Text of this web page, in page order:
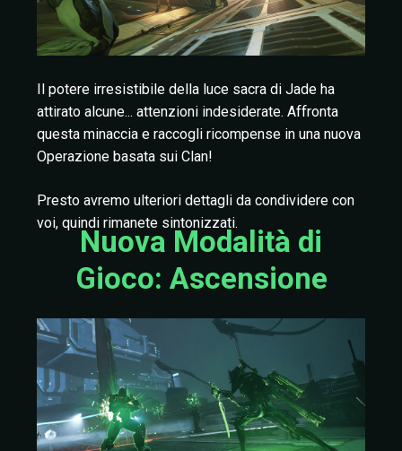
Il potere irresistibile della luce sacra di Jade ha
attirato alcune... attenzioni indesiderate. Affronta
questa minaccia e raccogli ricompense in una nuova
Operazione basata sui Clan!
Presto avremo ulteriori dettagli da condividere con
voi, quindi rimanete sintonizzati.
Nuova Modalità di
Gioco: Ascensione